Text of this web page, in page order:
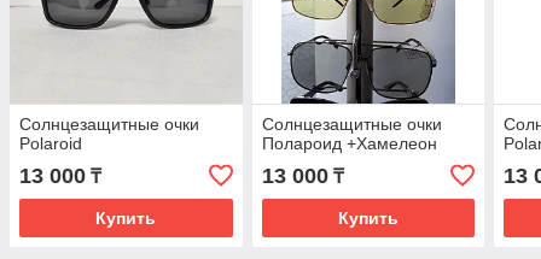
Солнцезащитные очки
Polaroid
13 000 ₸
Купить
Солнцезащитные очки
Полароид +Хамелеон
13 000₸
Купить
13